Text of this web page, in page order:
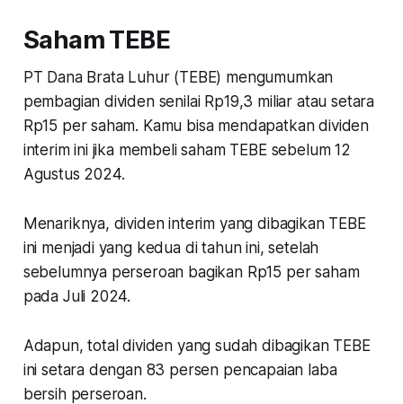
Saham TEBE
PT Dana Brata Luhur (TEBE) mengumumkan
pembagian dividen senilai Rp19,3 miliar atau setara
Rp15 per saham. Kamu bisa mendapatkan dividen
interim ini jika membeli saham TEBE sebelum 12
Agustus 2024.
Menariknya, dividen interim yang dibagikan TEBE
ini menjadi yang kedua di tahun ini, setelah
sebelumnya perseroan bagikan Rp15 per saham
pada Juli 2024.
Adapun, total dividen yang sudah dibagikan TEBE
ini setara dengan 83 persen pencapaian laba
bersih perseroan.